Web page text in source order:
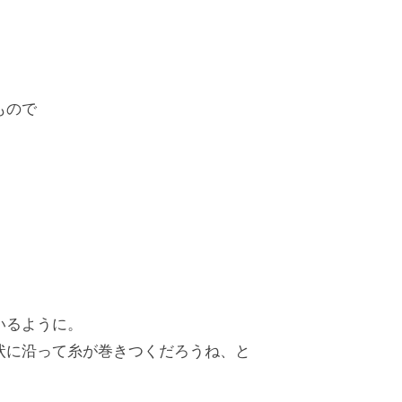
ので
ように。
沿って糸が巻きつくだろうね、と